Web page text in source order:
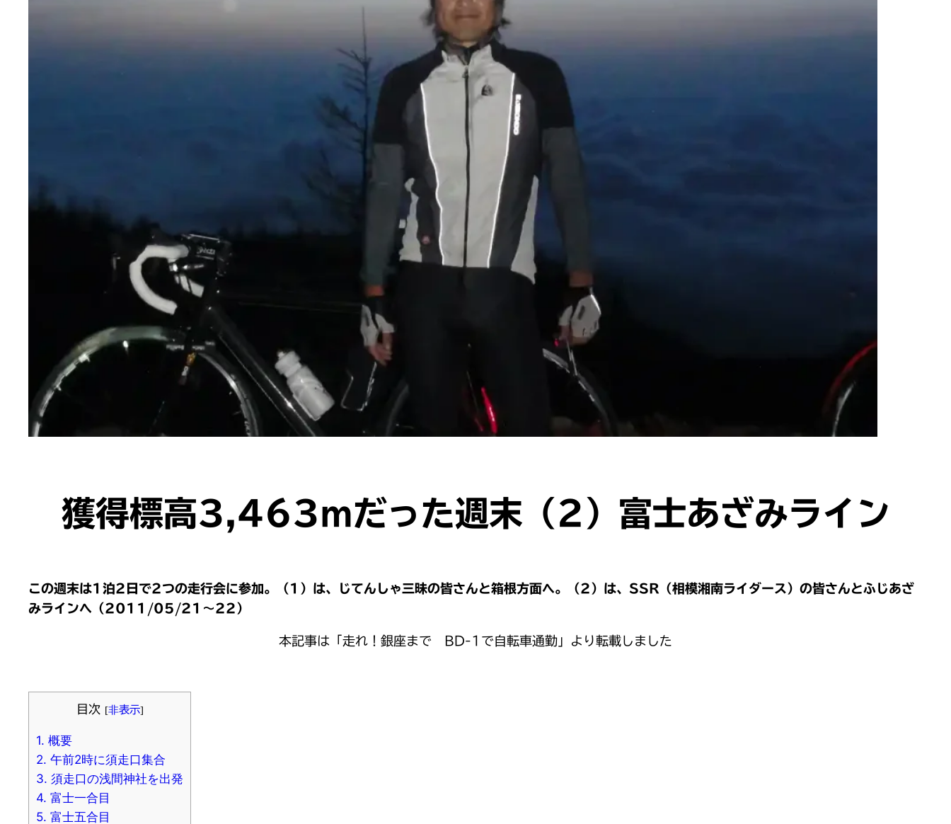
獲得標高3,463mだった週末（2）富士あざみライン
この週末は1泊2日で2つの走行会に参加。（1）は、じてんしゃ三昧の皆さんと箱根方面へ。（2）は、SSR（相模湘南ライダース）の皆さんとふじあざ
みラインへ（2011/05/21〜22）
本記事は「走れ！銀座まで BD-1で自転車通勤」より転載しました
目次 [非表示]
1. 概要
2. 午前2時に須走口集合
3. 須走口の浅間神社を出発
4. 富士一合目
5. 富士五合目